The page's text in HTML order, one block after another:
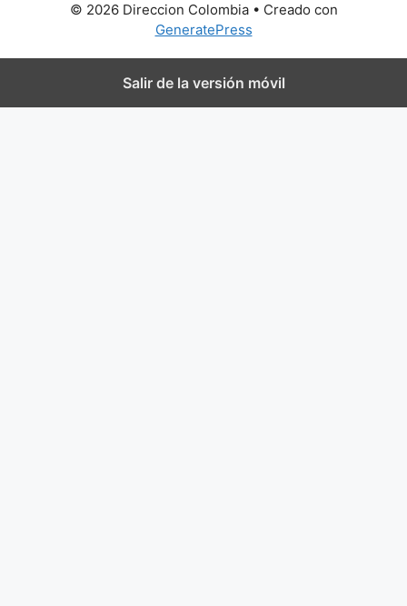
© 2026 Direccion Colombia• Creado con
GeneratePress
Salir de la versión móvil